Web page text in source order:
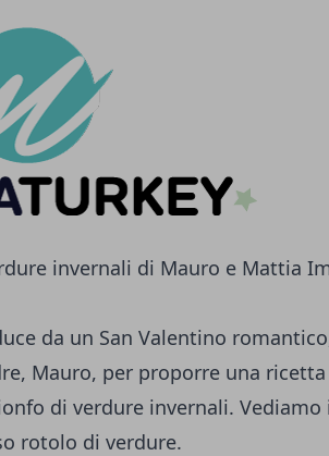
invernali di Mauro e Mattia
da un San Valentino
Mauro, per proporre una
di verdure invernali. Vediamo
rotolo di verdure.